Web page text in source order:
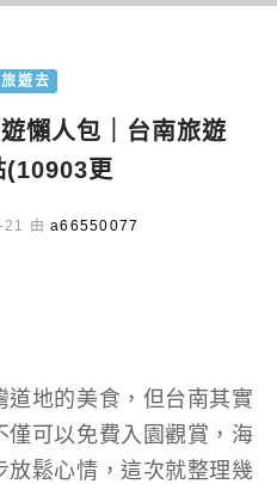
遊去
懶人包｜台南旅遊
(10903更
由 a66550077
道地的美食，但台南其實
可以免費入園觀賞，海
鬆心情，這次就整理幾